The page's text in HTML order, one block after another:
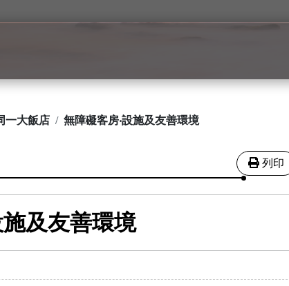
一大飯店 無障礙客房‧設施及友善環境
列印
及友善環境